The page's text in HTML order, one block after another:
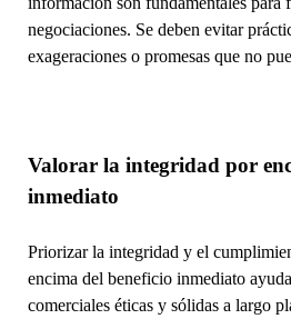
negociaciones. Se deben evitar
exageraciones o promesas que no
Valorar la integridad por
inmediato
Priorizar la integridad y el
encima del beneficio inmediato
comerciales éticas y sólidas a largo